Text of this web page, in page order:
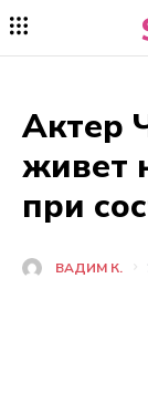
Актер
живет
при
ВАДИМ К.